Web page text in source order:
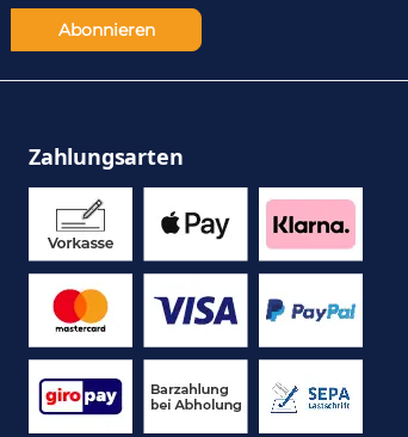
Zahlungsarten
Abonnieren